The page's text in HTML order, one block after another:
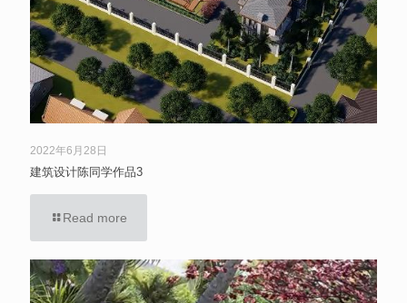
2022年6月28日
建筑设计陈同学作品3
Read more